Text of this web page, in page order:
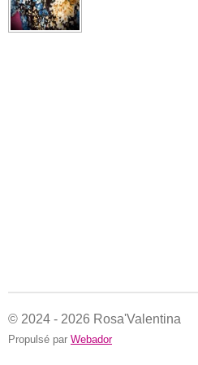
© 2024 - 2026 Rosa'Valentina
Propulsé par Webador